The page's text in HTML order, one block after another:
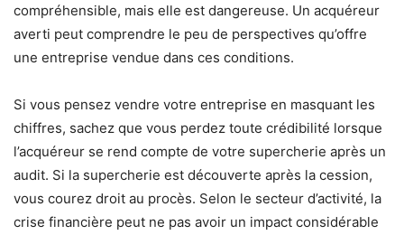
compréhensible, mais elle est dangereuse. Un acquéreur
averti peut comprendre le peu de perspectives qu’offre
une entreprise vendue dans ces conditions.
Si vous pensez vendre votre entreprise en masquant les
chiffres, sachez que vous perdez toute crédibilité lorsque
l’acquéreur se rend compte de votre supercherie après un
audit. Si la supercherie est découverte après la cession,
vous courez droit au procès. Selon le secteur d’activité, la
crise financière peut ne pas avoir un impact considérable